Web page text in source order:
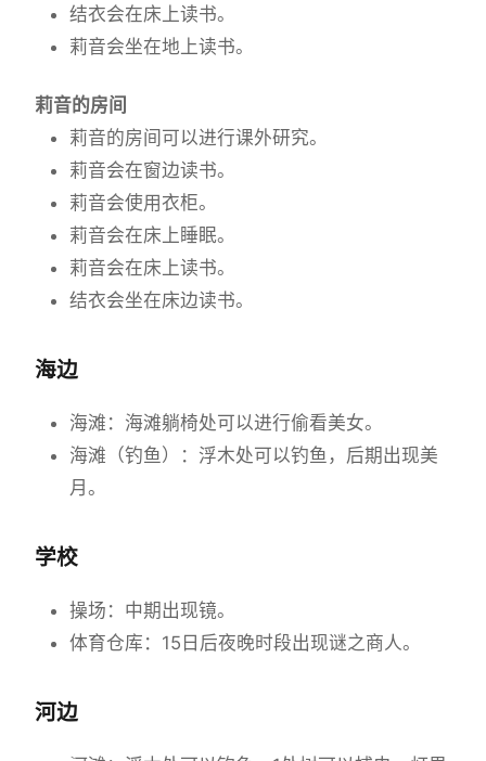
结衣会在床上读书。
莉音会坐在地上读书。
莉音的房间
莉音的房间可以进行课外研究。
莉音会在窗边读书。
莉音会使用衣柜。
莉音会在床上睡眠。
莉音会在床上读书。
结衣会坐在床边读书。
海边
海滩：海滩躺椅处可以进行偷看美女。
海滩（钓鱼）：浮木处可以钓鱼，后期出现美
月。
学校
操场：中期出现镜。
体育仓库：15日后夜晚时段出现谜之商人。
河边